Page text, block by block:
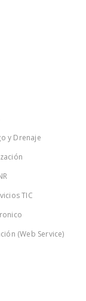
y Drenaje
TIC
(Web Service)